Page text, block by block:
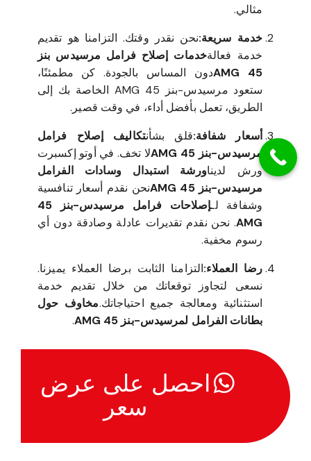
مثالي.
خدمة سريعة:نحن نقدر وقتك. التزامنا هو تقديم
خدمة فعالةخدمات إصلاح فرامل مرسيدس بنز
45 AMG
دون المساس بالجودة. كن مطمئنًا،
ستعود مرسيدس-بنز 45 AMG الخاصة بك إلى
الطريق، تعمل بأفضل أداء، في وقت قصير.
أسعار شفافة:قلق بشأنتكاليف إصلاح فرامل
مرسيدس-بنز 45 AMG
لا تخف. في أوتو إكسبرت
ورش لديناورشة استبدال وسادات الفرامل
مرسيدس-بنز 45 AMG
نحن نقدم أسعار تنافسية
وشفافة لـ
إصلاحات فرامل مرسيدس-بنز 45
AMG. نحن نقدم تقديرات عادلة وصادقة دون أي
رسوم مخفية.
رضا العملاء:التزامنا الثابت برضا العملاء يميزنا.
نسعى لتجاوز توقعاتك من خلال تقديم خدمة
استثنائية ومعالجة جميع احتياجاتك.مخاوف حول
بطانات الفرامل لمرسيدس-بنز 45 AMG
.
احصل على عرض
سعر